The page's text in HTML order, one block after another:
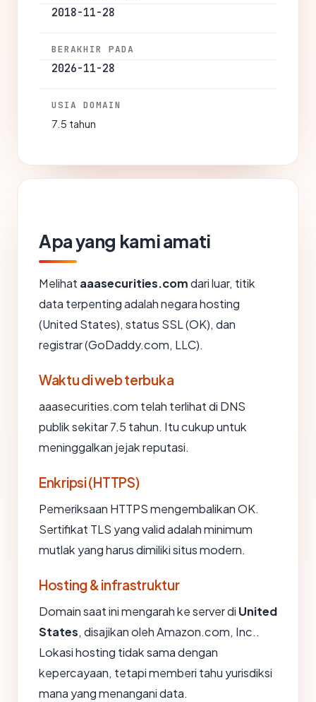
2018-11-28
BERAKHIR PADA
2026-11-28
USIA DOMAIN
7.5 tahun
Apa yang kami amati
Melihat aaasecurities.comdari luar, titik
data terpenting adalah negara hosting
(United States), status SSL (OK), dan
registrar (GoDaddy.com, LLC).
Waktu di web terbuka
aaasecurities.com telah terlihat di DNS
publik sekitar 7.5 tahun. Itu cukup untuk
meninggalkan jejak reputasi.
Enkripsi (HTTPS)
Pemeriksaan HTTPS mengembalikan OK.
Sertifikat TLS yang valid adalah minimum
mutlak yang harus dimiliki situs modern.
Hosting & infrastruktur
Domain saat ini mengarah ke server di United
States, disajikan oleh Amazon.com, Inc..
Lokasi hosting tidak sama dengan
kepercayaan, tetapi memberi tahu yurisdiksi
mana yang menangani data.